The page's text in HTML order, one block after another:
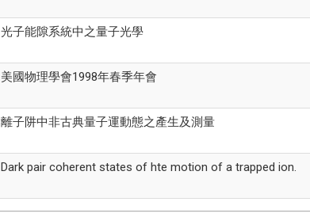
光子能隙系統中之量子光學
美國物理學會1998年春季年會
離子阱中非古典量子運動態之產生及測量
Dark pair coherent states of hte motion of a trapped ion.